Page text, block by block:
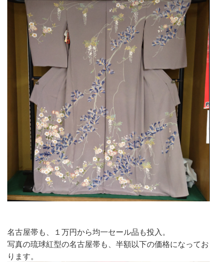
名古屋帯も、１万円から均一セール品も投入。
写真の琉球紅型の名古屋帯も、半額以下の価格になってお
ります。